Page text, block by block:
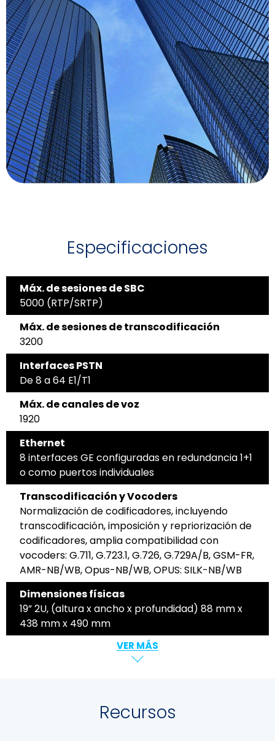
Especificaciones
Máx. de sesiones de SBC
5000 (RTP/SRTP)
Máx. de sesiones de transcodificación
3200
Interfaces PSTN
De 8 a 64 E1/T1
Máx. de canales de voz
1920
Ethernet
8 interfaces GE configuradas en redundancia 1+1
o como puertos individuales
Transcodificación y Vocoders
Normalización de codificadores, incluyendo
transcodificación, imposición y repriorización de
codificadores, amplia compatibilidad con
vocoders: G.711, G.723.1, G.726, G.729A/B, GSM-FR,
AMR-NB/WB, Opus-NB/WB, OPUS: SILK-NB/WB
Dimensiones físicas
19” 2U, (altura x ancho x profundidad) 88 mm x
438 mm x 490 mm
VER MÁS
Recursos